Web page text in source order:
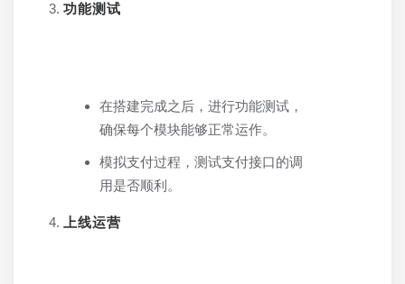
功能测试
在搭建完成之后，进行功能测试，
确保每个模块能够正常运作。
模拟支付过程，测试支付接口的调
用是否顺利。
上线运营